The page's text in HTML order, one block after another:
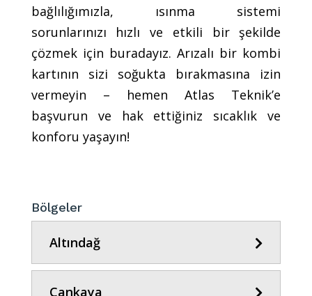
bağlılığımızla, ısınma sistemi
sorunlarınızı hızlı ve etkili bir şekilde
çözmek için buradayız. Arızalı bir kombi
kartının sizi soğukta bırakmasına izin
vermeyin – hemen Atlas Teknik’e
başvurun ve hak ettiğiniz sıcaklık ve
konforu yaşayın!
Bölgeler
Altındağ
Çankaya